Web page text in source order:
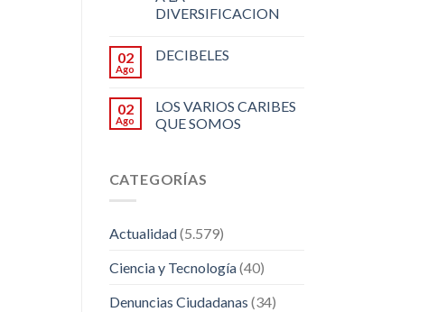
DIVERSIFICACION
02
Ago
DECIBELES
02
Ago
LOS VARIOS CARIBES
QUE SOMOS
CATEGORÍAS
Actualidad(5.579)
Ciencia y Tecnología(40)
Denuncias Ciudadanas (34)